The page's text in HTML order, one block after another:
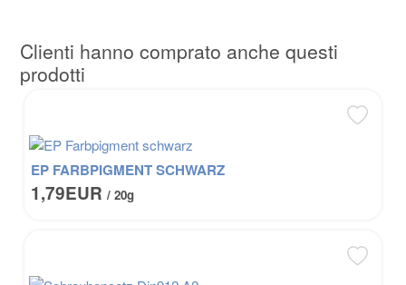
Clienti hanno comprato anche questi
prodotti
EP FARBPIGMENT SCHWARZ
1,79EUR/ 20g